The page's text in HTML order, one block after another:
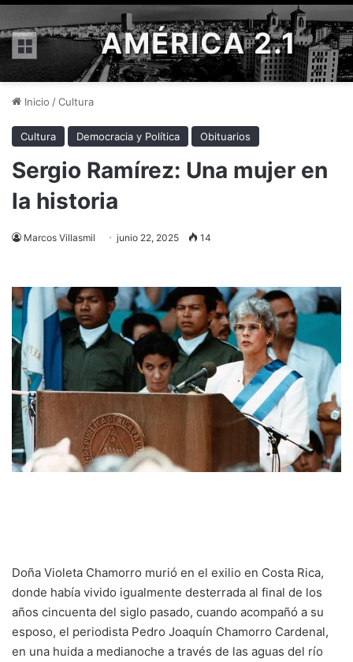
Menú AMÉRICA 2.1
Inicio /Cultura
Cultura Democracia y Política Obituarios
Sergio Ramírez: Una mujer en
la historia
Marcos Villasmil junio 22, 2025 14
Doña Violeta Chamorro murió en el exilio en Costa Rica,
donde había vivido igualmente desterrada al final de los
años cincuenta del siglo pasado, cuando acompañó a su
esposo, el periodista Pedro Joaquín Chamorro Cardenal,
en una huida a medianoche a través de las aguas del río